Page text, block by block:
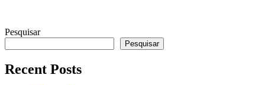
Pesquisar
Pesquisar
Recent Posts